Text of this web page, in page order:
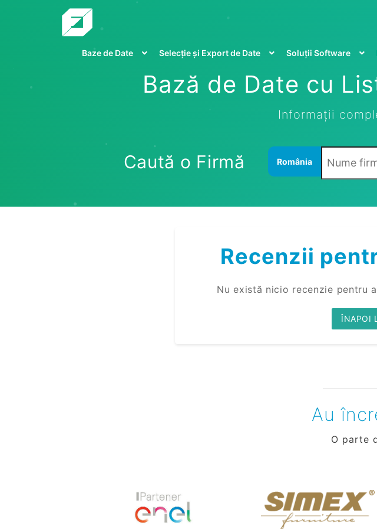
Baze de Date Selecție și Export de Date Soluții Software
Bază de Date cu
Informații
Caută o Firmă România
Recenzii
Nu există nicio recenzie pentru
ÎNAPOI
Au
O parte